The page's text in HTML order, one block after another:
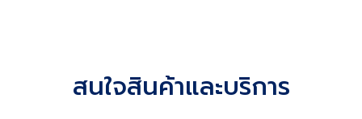
สนใจสินค้าและบริการ